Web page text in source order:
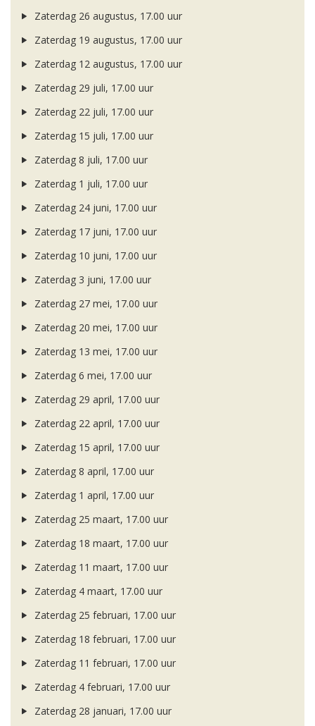
Zaterdag 26 augustus, 17.00 uur
Zaterdag 19 augustus, 17.00 uur
Zaterdag 12 augustus, 17.00 uur
Zaterdag 29 juli, 17.00 uur
Zaterdag 22 juli, 17.00 uur
Zaterdag 15 juli, 17.00 uur
Zaterdag 8 juli, 17.00 uur
Zaterdag 1 juli, 17.00 uur
Zaterdag 24 juni, 17.00 uur
Zaterdag 17 juni, 17.00 uur
Zaterdag 10 juni, 17.00 uur
Zaterdag 3 juni, 17.00 uur
Zaterdag 27 mei, 17.00 uur
Zaterdag 20 mei, 17.00 uur
Zaterdag 13 mei, 17.00 uur
Zaterdag 6 mei, 17.00 uur
Zaterdag 29 april, 17.00 uur
Zaterdag 22 april, 17.00 uur
Zaterdag 15 april, 17.00 uur
Zaterdag 8 april, 17.00 uur
Zaterdag 1 april, 17.00 uur
Zaterdag 25 maart, 17.00 uur
Zaterdag 18 maart, 17.00 uur
Zaterdag 11 maart, 17.00 uur
Zaterdag 4 maart, 17.00 uur
Zaterdag 25 februari, 17.00 uur
Zaterdag 18 februari, 17.00 uur
Zaterdag 11 februari, 17.00 uur
Zaterdag 4 februari, 17.00 uur
Zaterdag 28 januari, 17.00 uur